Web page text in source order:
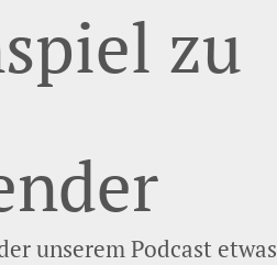
zu
unserem Podcast etwas